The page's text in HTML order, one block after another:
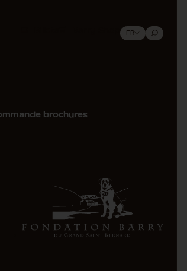
Barry Shop FR
brochures